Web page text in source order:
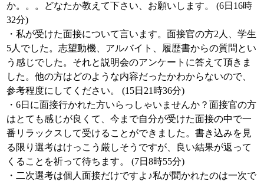
か。。。どなたか教えて下さい、お願いします。 (6日16時
32分)
・私が受けた面接について言います。面接官の方2人、学生
5人でした。志望動機、アルバイト、履歴書からの質問とい
う感じでした。それと説明会のアンケートに答えて頂きま
した。他の方はどのような内容だったかわからないので、
参考程度にしてください。 (15日21時36分)
・6日に面接行かれた方いらっしゃいませんか？面接官の方
はとても感じが良くて、今まで自分が受けた面接の中で一
番リラックスして受けることができました。書き込みを見
る限り選考はけっこう厳しそうですが、良い結果が返って
くることを祈って待ちます。 (7日8時55分)
・二次選考は個人面接だけですよ♪私が聞かれたのは一次で